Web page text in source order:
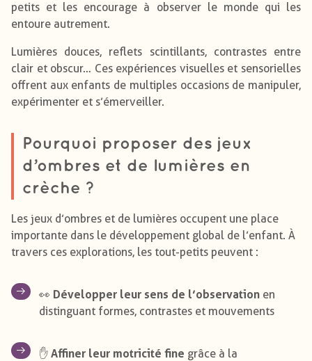
petits et les encourage à observer le monde qui les
entoure autrement.
Lumières douces, reflets scintillants, contrastes entre
clair et obscur… Ces expériences visuelles et sensorielles
offrent aux enfants de multiples occasions de manipuler,
expérimenter et s’émerveiller.
Pourquoi proposer des jeux
d’ombres et de lumières en
crèche ?
Les jeux d’ombres et de lumières occupent une place
importante dans le développement global de l’enfant. À
travers ces explorations, les tout-petits peuvent :
👀 Développer leur sens de l’observation en
distinguant formes, contrastes et mouvements
✋ Affiner leur motricité fine grâce à la